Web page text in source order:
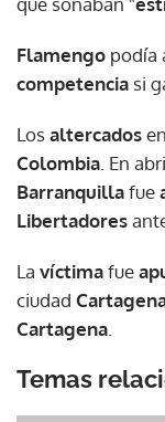
Flamengo podía
competencia si
Losaltercados
Colombia . En
Barranquillafue
Libertadores
La víctimafue
ciudad
Cartagena
Temas